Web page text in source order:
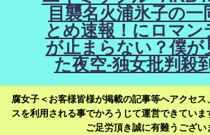
目襲名火浦氷子の一
とめ速報！にロマン
が止まらない？僕が
た夜空-独女批判殺
腐女子＜お客様皆様が掲載の記事等へアクセ
スを利用される事でかろうじて運営できてい
ご足労頂き誠に有難うござい